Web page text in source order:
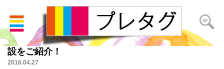
無料で遊べちゃう！？子どもの日にお得ができる施
設をご紹介！
2016.04.27